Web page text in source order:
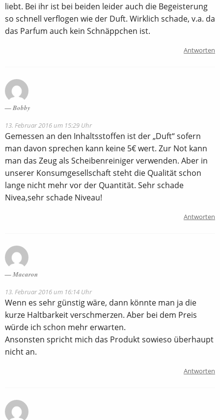
liebt. Bei ihr ist bei beiden leider auch die Begeisterung
so schnell verflogen wie der Duft. Wirklich schade, v.a. da
das Parfum auch kein Schnäppchen ist.
Antworten
Bobby
13. Februar 2016 um 15:29 Uhr
Gemessen an den Inhaltsstoffen ist der „Duft“ sofern
man davon sprechen kann keine 5€ wert. Zur Not kann
man das Zeug als Scheibenreiniger verwenden. Aber in
unserer Konsumgesellschaft steht die Qualität schon
lange nicht mehr vor der Quantität. Sehr schade
Nivea,sehr schade Niveau!
Antworten
Macaron
13. Februar 2016 um 16:14 Uhr
Wenn es sehr günstig wäre, dann könnte man ja die
kurze Haltbarkeit verschmerzen. Aber bei dem Preis
würde ich schon mehr erwarten.
Ansonsten spricht mich das Produkt sowieso überhaupt
nicht an.
Antworten